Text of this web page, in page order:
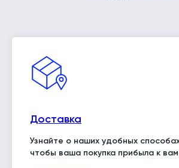
Доставка
Узнайте о наших удобных
чтобы ваша покупка прибыла к